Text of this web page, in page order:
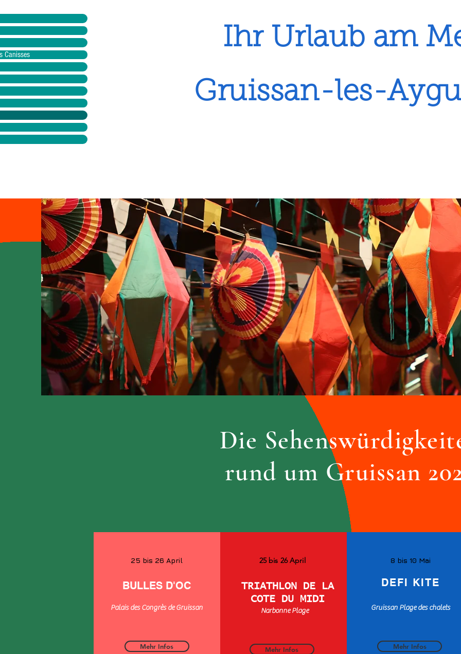
Canisses
Ihr Urlaub am
Gruissan-les-
Die
rund um Gruissan
25 bis 26 April
BULLES D'OC
Palais des Congrès de Gruissan
Mehr Infos
25 bis 26 April
TRIATHLON DE LA
COTE DU MIDI
Narbonne Plage
Mehr Infos
8 bis 10 Mai
DEFI KITE
Gruissan Plage des chalets
Mehr Infos